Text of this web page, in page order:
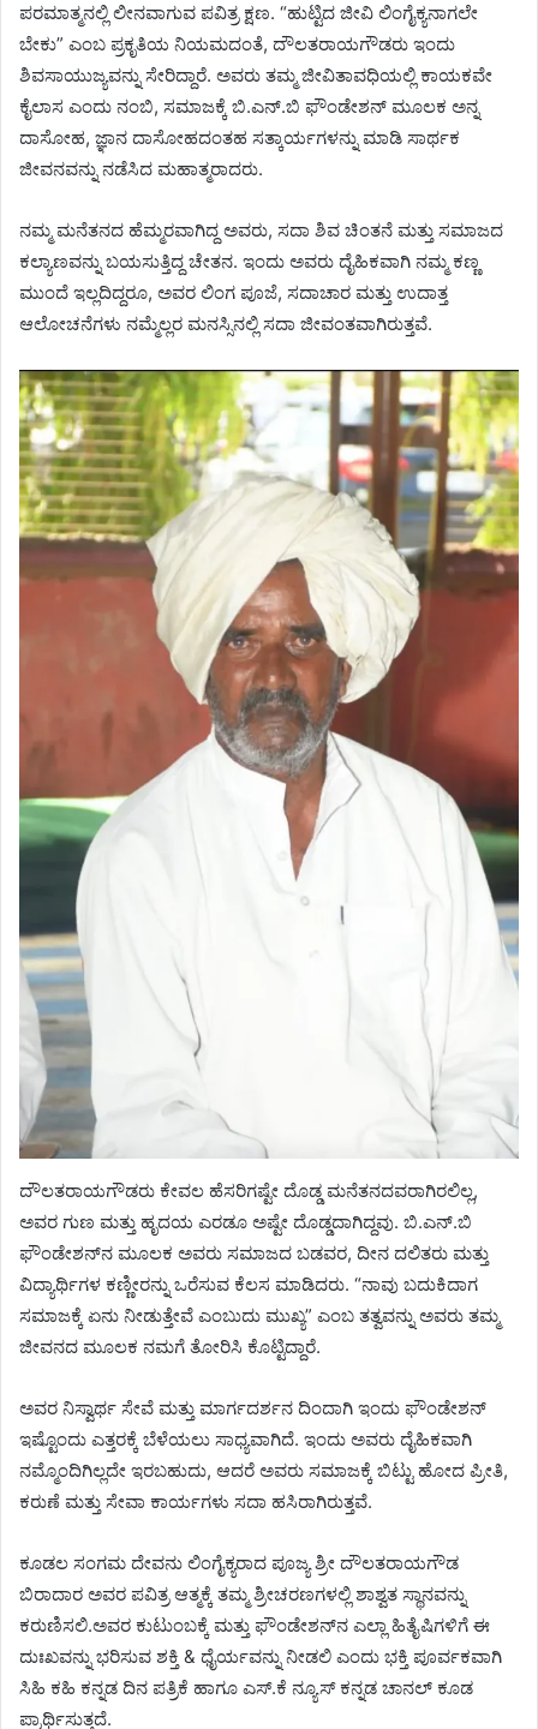
ಪರಮಾತ್ಮನಲ್ಲಿ ಲೀನವಾಗುವ ಪವಿತ್ರ ಕ್ಷಣ. “ಹುಟ್ಟಿದ ಜೀವಿ ಲಿಂಗೈಕ್ಯನಾಗಲೇ
ಬೇಕು” ಎಂಬ ಪ್ರಕೃತಿಯ ನಿಯಮದಂತೆ, ದೌಲತರಾಯಗೌಡರು ಇಂದು
ಶಿವಸಾಯುಜ್ಯವನ್ನು ಸೇರಿದ್ದಾರೆ. ಅವರು ತಮ್ಮ ಜೀವಿತಾವಧಿಯಲ್ಲಿ ಕಾಯಕವೇ
ಕೈಲಾಸ ಎಂದು ನಂಬಿ, ಸಮಾಜಕ್ಕೆ ಬಿ.ಎನ್‌.ಬಿ ಫೌಂಡೇಶನ್ ಮೂಲಕ ಅನ್ನ
ದಾಸೋಹ, ಜ್ಞಾನ ದಾಸೋಹದಂತಹ ಸತ್ಕಾರ್ಯಗಳನ್ನು ಮಾಡಿ ಸಾರ್ಥಕ
ಜೀವನವನ್ನು ನಡೆಸಿದ ಮಹಾತ್ಮರಾದರು.
ನಮ್ಮ ಮನೆತನದ ಹೆಮ್ಮರವಾಗಿದ್ದ ಅವರು, ಸದಾ ಶಿವ ಚಿಂತನೆ ಮತ್ತು ಸಮಾಜದ
ಕಲ್ಯಾಣವನ್ನು ಬಯಸುತ್ತಿದ್ದ ಚೇತನ. ಇಂದು ಅವರು ದೈಹಿಕವಾಗಿ ನಮ್ಮ ಕಣ್ಣ
ಮುಂದೆ ಇಲ್ಲದಿದ್ದರೂ, ಅವರ ಲಿಂಗ ಪೂಜೆ, ಸದಾಚಾರ ಮತ್ತು ಉದಾತ್ತ
ಆಲೋಚನೆಗಳು ನಮ್ಮೆಲ್ಲರ ಮನಸ್ಸಿನಲ್ಲಿ ಸದಾ ಜೀವಂತವಾಗಿರುತ್ತವೆ.
ದೌಲತರಾಯಗೌಡರು ಕೇವಲ ಹೆಸರಿಗಷ್ಟೇ ದೊಡ್ಡ ಮನೆತನದವರಾಗಿರಲಿಲ್ಲ,
ಅವರ ಗುಣ ಮತ್ತು ಹೃದಯ ಎರಡೂ ಅಷ್ಟೇ ದೊಡ್ಡದಾಗಿದ್ದವು. ಬಿ.ಎನ್‌.ಬಿ
ಫೌಂಡೇಶನ್‌ನ ಮೂಲಕ ಅವರು ಸಮಾಜದ ಬಡವರ, ದೀನ ದಲಿತರು ಮತ್ತು
ವಿದ್ಯಾರ್ಥಿಗಳ ಕಣ್ಣೀರನ್ನು ಒರೆಸುವ ಕೆಲಸ ಮಾಡಿದರು. “ನಾವು ಬದುಕಿದಾಗ
ಸಮಾಜಕ್ಕೆ ಏನು ನೀಡುತ್ತೇವೆ ಎಂಬುದು ಮುಖ್ಯ” ಎಂಬ ತತ್ವವನ್ನು ಅವರು ತಮ್ಮ
ಜೀವನದ ಮೂಲಕ ನಮಗೆ ತೋರಿಸಿ ಕೊಟ್ಟಿದ್ದಾರೆ.
ಅವರ ನಿಸ್ವಾರ್ಥ ಸೇವೆ ಮತ್ತು ಮಾರ್ಗದರ್ಶನ ದಿಂದಾಗಿ ಇಂದು ಫೌಂಡೇಶನ್
ಇಷ್ಟೊಂದು ಎತ್ತರಕ್ಕೆ ಬೆಳೆಯಲು ಸಾಧ್ಯವಾಗಿದೆ. ಇಂದು ಅವರು ದೈಹಿಕವಾಗಿ
ನಮ್ಮೊಂದಿಗಿಲ್ಲದೇ ಇರಬಹುದು, ಆದರೆ ಅವರು ಸಮಾಜಕ್ಕೆ ಬಿಟ್ಟು ಹೋದ ಪ್ರೀತಿ,
ಕರುಣೆ ಮತ್ತು ಸೇವಾ ಕಾರ್ಯಗಳು ಸದಾ ಹಸಿರಾಗಿರುತ್ತವೆ.
ಕೂಡಲ ಸಂಗಮ ದೇವನು ಲಿಂಗೈಕ್ಯರಾದ ಪೂಜ್ಯ ಶ್ರೀ ದೌಲತರಾಯಗೌಡ
ಬಿರಾದಾರ ಅವರ ಪವಿತ್ರ ಆತ್ಮಕ್ಕೆ ತಮ್ಮ ಶ್ರೀಚರಣಗಳಲ್ಲಿ ಶಾಶ್ವತ ಸ್ಥಾನವನ್ನು
ಕರುಣಿಸಲಿ.ಅವರ ಕುಟುಂಬಕ್ಕೆ ಮತ್ತು ಫೌಂಡೇಶನ್‌ನ ಎಲ್ಲಾ ಹಿತೈಷಿಗಳಿಗೆ ಈ
ದುಃಖವನ್ನು ಭರಿಸುವ ಶಕ್ತಿ & ಧೈರ್ಯವನ್ನು ನೀಡಲಿ ಎಂದು ಭಕ್ತಿ ಪೂರ್ವಕವಾಗಿ
ಸಿಹಿ ಕಹಿ ಕನ್ನಡ ದಿನ ಪತ್ರಿಕೆ ಹಾಗೂ ಎಸ್.ಕೆ ನ್ಯೂಸ್ ಕನ್ನಡ ಚಾನಲ್ ಕೂಡ
ಪ್ರಾರ್ಥಿಸುತ್ತದೆ.